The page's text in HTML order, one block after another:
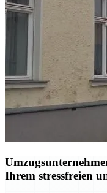
Ihrem stressfreien